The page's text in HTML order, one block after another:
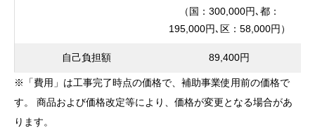
（国：300,000円､都：
195,000円､区：58,000円）
自己負担額 89,400円
※「費用」は工事完了時点の価格で、補助事業使用前の価格で
す。 商品および価格改定等により、価格が変更となる場合があ
ります。